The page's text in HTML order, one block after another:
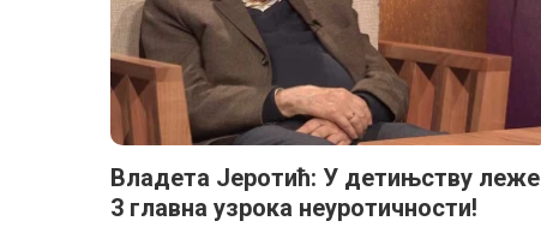
Владета Јеротић: У детињству леже
3 главна узрока неуротичности!